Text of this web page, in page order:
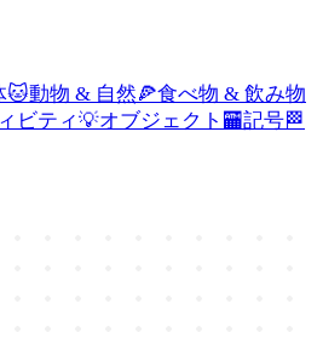
🐱動物 & 自然🍕食べ物 & 飲み物
ビティ💡オブジェクト 🏧記号🏁